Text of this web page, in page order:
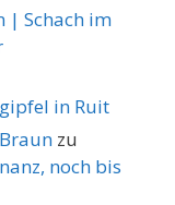
| Schach im
in Ruit
zu
noch bis